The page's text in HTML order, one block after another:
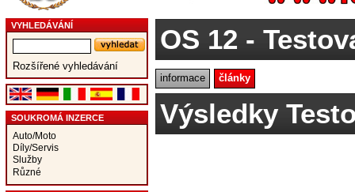
VYHLEDÁVÁNÍ
Rozšířené vyhledávání
SOUKROMÁ INZERCE
Auto/Moto
Díly/Servis
Služby
Různé
OS 12 -
informace články
Výsledky